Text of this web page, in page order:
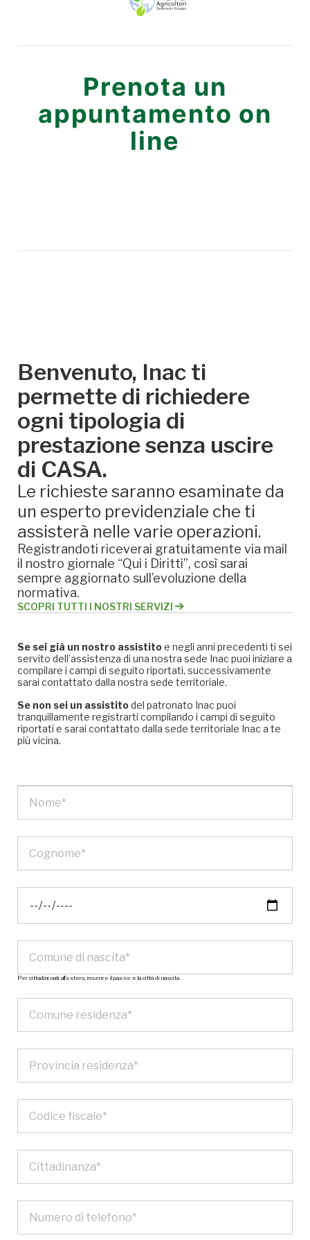
Prenota un
appuntamento on
line
Benvenuto, Inac ti
permette di richiedere
ogni tipologia di
prestazione senza uscire
di CASA.
Le richieste saranno esaminate da
un esperto previdenziale che ti
assisterà nelle varie operazioni.
Registrandoti riceverai gratuitamente via mail
il nostro giornale “Qui i Diritti”, così sarai
sempre aggiornato sull’evoluzione della
normativa.
SCOPRI TUTTI I NOSTRI SERVIZI
Se sei già un nostro assistitoe negli anni precedenti ti sei
servito dell’assistenza di una nostra sede Inac puoi iniziare a
compilare i campi di seguito riportati, successivamente
sarai contattato dalla nostra sede territoriale.
Se non sei un assistitodel patronato Inac puoi
tranquillamente registrarti compilando i campi di seguito
riportati e sarai contattato dalla sede territoriale Inac a te
più vicina.
Per cittadini nati all’estero, inserire il paese e la città di nascita